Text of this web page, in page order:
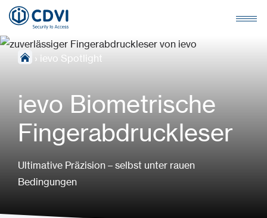
› ievo Spotlight
ievo Biometrische
Fingerabdruckleser
Ultimative Präzision – selbst unter rauen
Bedingungen